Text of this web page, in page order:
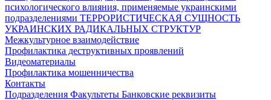
психологического влияния, применяемые украинскими
подразделениями ТЕРРОРИСТИЧЕСКАЯ СУЩНОСТЬ
УКРАИНСКИХ РАДИКАЛЬНЫХ СТРУКТУР
Межкультурное взаимодействие
Профилактика деструктивных проявлений
Видеоматериалы
Профилактика мошенничества
Контакты
Подразделения Факультеты Банковские реквизиты